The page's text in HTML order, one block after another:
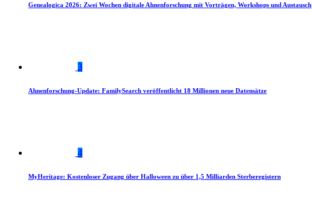
Genealogica 2026: Zwei Wochen digitale Ahnenforschung mit Vorträgen, Workshops und Austausch
3
Ahnenforschung-Update: FamilySearch veröffentlicht 18 Millionen neue Datensätze
4
MyHeritage: Kostenloser Zugang über Halloween zu über 1,5 Milliarden Sterberegistern